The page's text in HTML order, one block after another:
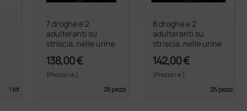
1 kit
7 droghe e 2
adulteranti su
striscia, nelle urine
138,00 €
(Prezzo i.e.)
25 pezzi
8 droghe e 2
adulteranti su
striscia, nelle urine
142,00 €
(Prezzo i.e.)
25 pezzi